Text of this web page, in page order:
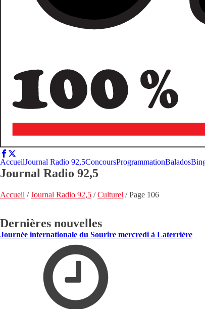
AccueilJournal Radio 92,5ConcoursProgrammationBalados
Journal Radio 92,5
Accueil /Journal Radio 92,5 /Culturel /Page 106
Dernières nouvelles
Journée internationale du Sourire mercredi à Laterrière